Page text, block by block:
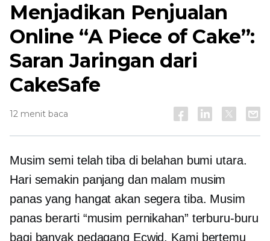
Menjadikan Penjualan
Online “A Piece of Cake”:
Saran Jaringan dari
CakeSafe
12 menit baca
Musim semi telah tiba di belahan bumi utara.
Hari semakin panjang dan malam musim
panas yang hangat akan segera tiba. Musim
panas berarti “musim pernikahan” terburu-buru
bagi banyak pedagang Ecwid. Kami bertemu